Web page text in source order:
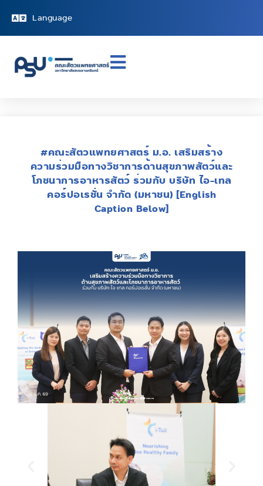
Language
#คณะสัตวแพทยศาสตร์ ม.อ. เสริมสร้าง
ความร่วมมือทางวิชาการด้านสุขภาพสัตว์และ
โภชนาการอาหารสัตว์ ร่วมกับ บริษัท ไอ-เทล
คอร์ปอเรชั่น จำกัด (มหาชน) [English
Caption Below]